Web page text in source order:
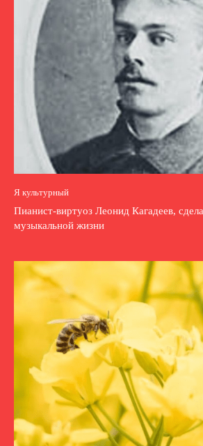
Я культурный
Пианист-виртуоз Леонид Кагадеев,
музыкальной жизни